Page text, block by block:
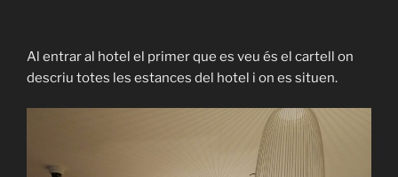
Al entrar al hotel el primer que es veu és el cartell on
descriu totes les estances del hotel i on es situen.